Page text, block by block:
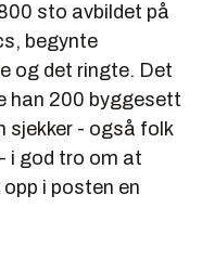
sto avbildet på
begynte
og det ringte. Det
han 200 byggesett
sjekker - også folk
i god tro om at
i posten en